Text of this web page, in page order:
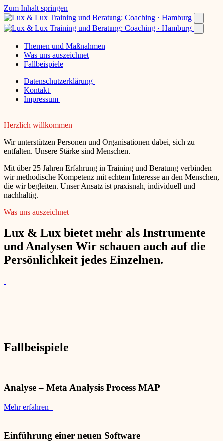
Zum Inhalt springen
Themen und Maßnahmen
Was uns auszeichnet
Fallbeispiele
Datenschutzerklärung
Kontakt
Impressum
Herzlich willkommen
Wir unterstützen Personen und Organisationen dabei, sich zu
entfalten. Unsere Stärke sind Menschen.
Mit über 25 Jahren Erfahrung in Training und Beratung verbinden
wir methodische Kompetenz mit echtem Interesse an den Menschen,
die wir begleiten. Unser Ansatz ist praxisnah, individuell und
nachhaltig.
Was uns auszeichnet
Lux & Lux bietet mehr als Instrumente
und Analysen Wir schauen auch auf die
Persönlichkeit jedes Einzelnen.
Fallbeispiele
Analyse – Meta Analysis Process MAP
Mehr erfahren
Einführung einer neuen Software